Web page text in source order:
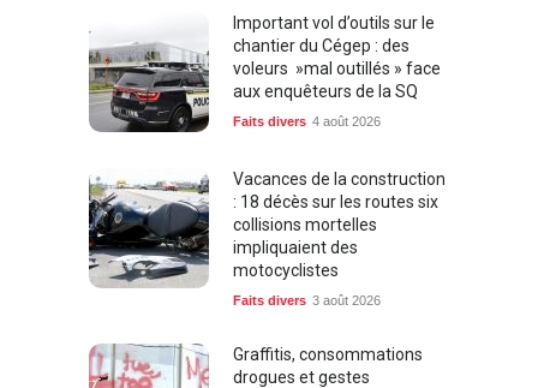
Important vol d’outils sur le
chantier du Cégep : des
voleurs »mal outillés » face
aux enquêteurs de la SQ
Faits divers 4 août 2026
Vacances de la construction
: 18 décès sur les routes six
collisions mortelles
impliquaient des
motocyclistes
Faits divers 3 août 2026
Graffitis, consommations
drogues et gestes